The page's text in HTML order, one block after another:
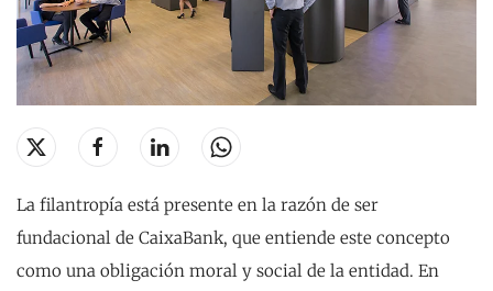
La filantropía está presente en la razón de ser
fundacional de CaixaBank, que entiende este concepto
como una obligación moral y social de la entidad. En